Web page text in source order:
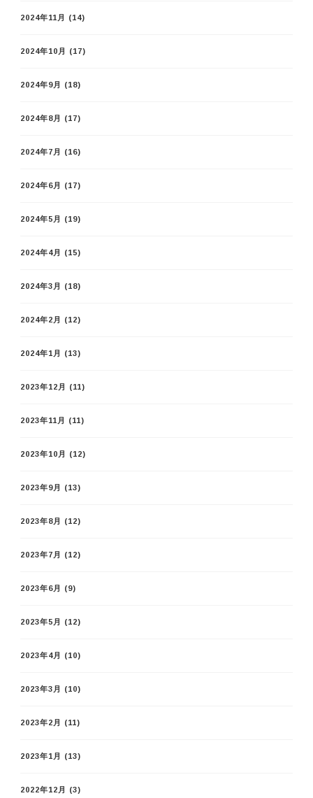
2024年11月 (14)
2024年10月 (17)
2024年9月 (18)
2024年8月 (17)
2024年7月 (16)
2024年6月 (17)
2024年5月 (19)
2024年4月 (15)
2024年3月 (18)
2024年2月 (12)
2024年1月 (13)
2023年12月 (11)
2023年11月 (11)
2023年10月 (12)
2023年9月 (13)
2023年8月 (12)
2023年7月 (12)
2023年6月 (9)
2023年5月 (12)
2023年4月 (10)
2023年3月 (10)
2023年2月 (11)
2023年1月 (13)
2022年12月 (3)